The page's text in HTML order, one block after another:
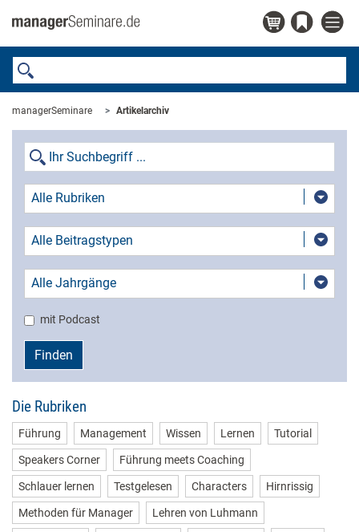
managerSeminare Artikelarchiv
Alle Rubriken
Alle Beitragstypen
Alle Jahrgänge
mit Podcast
Finden
Die Rubriken
Führung Management Wissen Lernen Tutorial
Speakers Corner Führung meets Coaching
Schlauer lernen Testgelesen Characters Hirnrissig
Methoden für Manager Lehren von Luhmann